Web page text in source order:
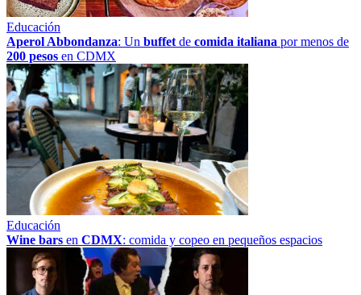
Educación
Aperol Abbondanza: Un buffet de comida italiana por menos de
200 pesos en CDMX
Educación
Wine bars en CDMX: comida y copeo en pequeños espacios